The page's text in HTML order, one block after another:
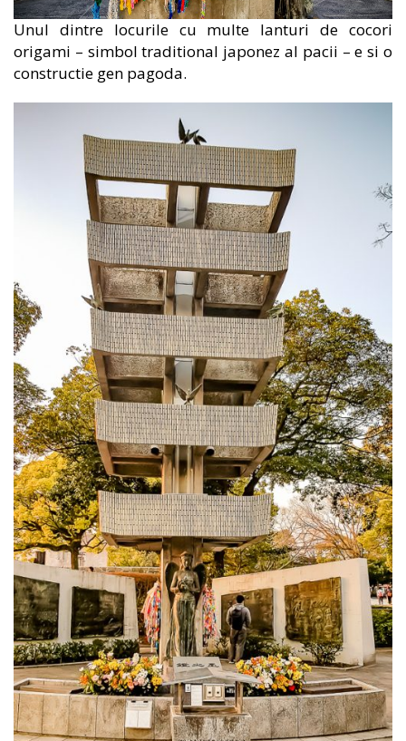
Unul dintre locurile cu multe lanturi de cocori
origami – simbol traditional japonez al pacii – e si o
constructie gen pagoda.